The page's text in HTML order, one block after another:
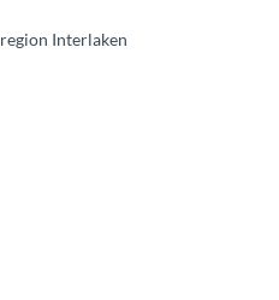
Interlaken